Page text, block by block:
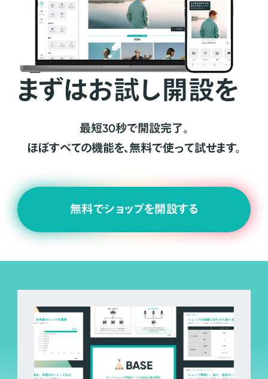
まずはお試し開設を
最短30秒で開設完了。
ほぼすべての機能を、無料で使って試せます。
無料でショップを開設する